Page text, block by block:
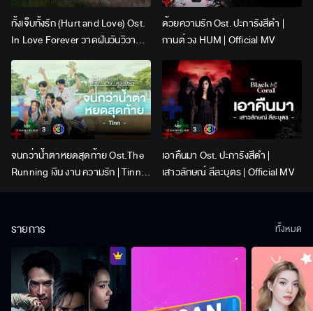
ทั้งเจ็บทั้งรัก (Hurt and Love) Ost.
In Love Forever วาดฝันวันวิวาห์ |
Lingling Kwong x Orm
Kornnaphat | Official Karaoke
ด้วยความรัก Ost. ปะการังสีดำ |
กานต์ วง HUM | Official MV
จนกว่าน้ำตาหยดสุดท้าย Ost.The
Running เงิน งาน ความรัก | Tinn |
เอาคืนมา Ost. ปะการังสีดำ |
เสาวลักษณ์ ลีละบุตร | Official MV
รายการ ทั้งหมด